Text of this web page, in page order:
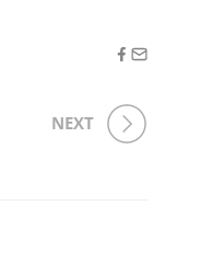
NEXT